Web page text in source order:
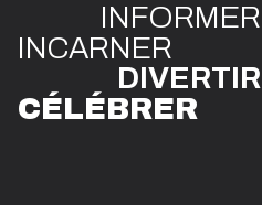
INFORMER
INCARNER
DIVERTIR
CÉLÉBRER